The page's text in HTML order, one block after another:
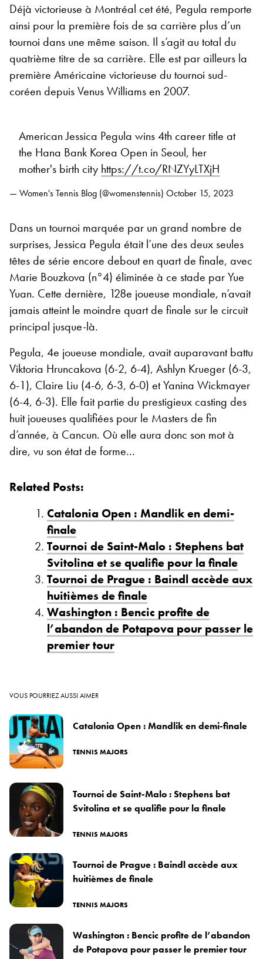
Déjà victorieuse à Montréal cet été, Pegula remporte
ainsi pour la première fois de sa carrière plus d’un
tournoi dans une même saison. Il s’agit au total du
quatrième titre de sa carrière. Elle est par ailleurs la
première Américaine victorieuse du tournoi sud-
coréen depuis Venus Williams en 2007.
American Jessica Pegula wins 4th career title at
the Hana Bank Korea Open in Seoul, her
mother's birth city https://t.co/RNZYyLTXjH
— Women's Tennis Blog (@womenstennis) October 15, 2023
Dans un tournoi marquée par un grand nombre de
surprises, Jessica Pegula était l’une des deux seules
têtes de série encore debout en quart de finale, avec
Marie Bouzkova (n°4) éliminée à ce stade par Yue
Yuan. Cette dernière, 128e joueuse mondiale, n’avait
jamais atteint le moindre quart de finale sur le circuit
principal jusque-là.
Pegula, 4e joueuse mondiale, avait auparavant battu
Viktoria Hruncakova (6-2, 6-4), Ashlyn Krueger (6-3,
6-1), Claire Liu (4-6, 6-3, 6-0) et Yanina Wickmayer
(6-4, 6-3). Elle fait partie du prestigieux casting des
huit joueuses qualifiées pour le Masters de fin
d’année, à Cancun. Où elle aura donc son mot à
dire, vu son état de forme…
Related Posts:
Catalonia Open : Mandlik en demi-
finale
Tournoi de Saint-Malo : Stephens bat
Svitolina et se qualifie pour la finale
Tournoi de Prague : Baindl accède aux
huitièmes de finale
Washington : Bencic profite de
l’abandon de Potapova pour passer le
premier tour
VOUS POURRIEZ AUSSI AIMER
Catalonia Open : Mandlik en demi-finale
TENNIS MAJORS
Tournoi de Saint-Malo : Stephens bat
Svitolina et se qualifie pour la finale
TENNIS MAJORS
Tournoi de Prague : Baindl accède aux
huitièmes de finale
TENNIS MAJORS
Washington : Bencic profite de l’abandon
de Potapova pour passer le premier tour